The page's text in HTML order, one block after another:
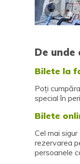
De unde
Bilete la
Poți
special în
Bilete
Cel mai
rezervarea
persoanele